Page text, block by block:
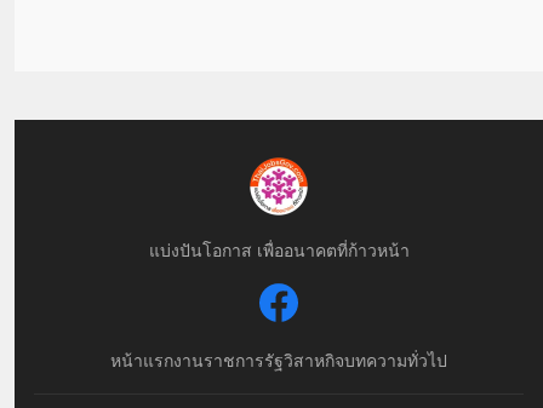
แบ่งปันโอกาส เพื่ออนาคตที่ก้าวหน้า
หน้าแรกงานราชการรัฐวิสาหกิจบทความทั่วไป